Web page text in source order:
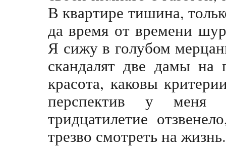
В квартире тишина,
да время от времени
Я сижу в голубом
скандалят две дамы на
красота, каковы
перспектив у меня
тридцатилетие
трезво смотреть на жизнь.